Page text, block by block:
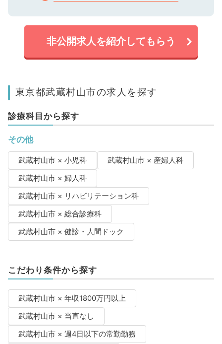
非公開求人を紹介してもらう
東京都武蔵村山市の求人を探す
診療科目から探す
その他
武蔵村山市 × 小児科
武蔵村山市 × 産婦人科
武蔵村山市 × 婦人科
武蔵村山市 × リハビリテーション科
武蔵村山市 × 総合診療科
武蔵村山市 × 健診・人間ドック
こだわり条件から探す
武蔵村山市 × 年収1800万円以上
武蔵村山市 × 当直なし
武蔵村山市 × 週4日以下の常勤勤務